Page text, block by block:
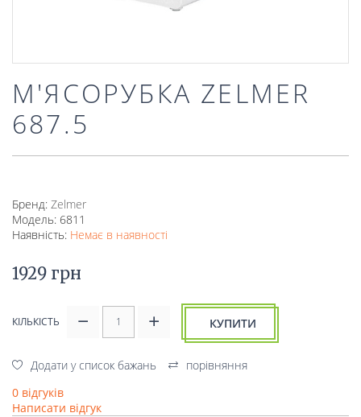
М'ЯСОРУБКА ZELMER
687.5
Бренд: Zelmer
Модель: 6811
Наявність: Немає в наявності
1929 грн
КІЛЬКІСТЬ КУПИТИ
Додати у список бажань
порівняння
0 відгуків
Написати відгук